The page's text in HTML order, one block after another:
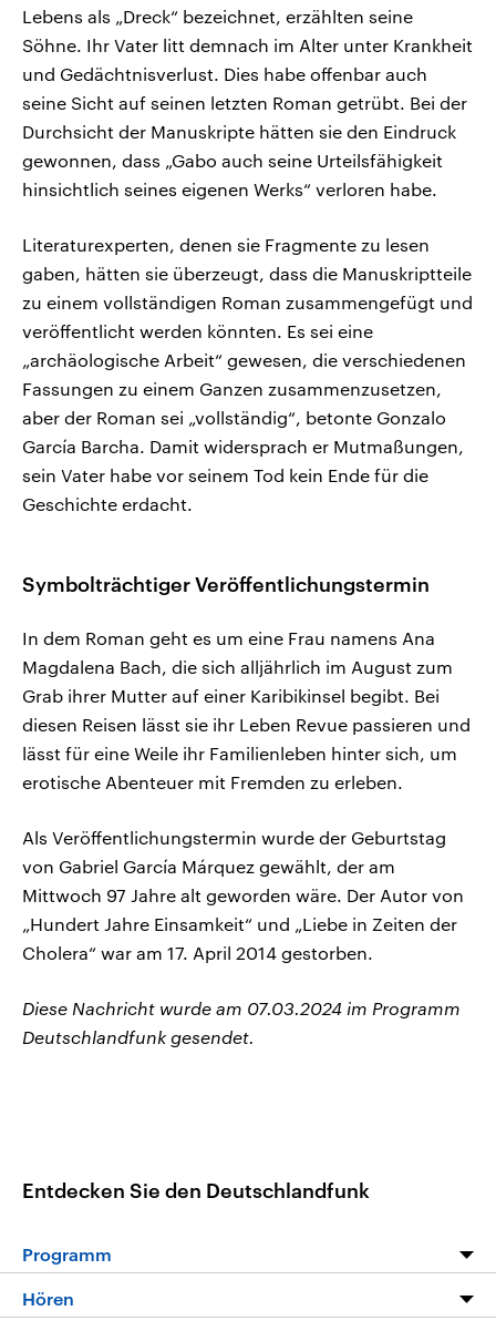
Lebens als „Dreck“ bezeichnet, erzählten seine
Söhne. Ihr Vater litt demnach im Alter unter Krankheit
und Gedächtnisverlust. Dies habe offenbar auch
seine Sicht auf seinen letzten Roman getrübt. Bei der
Durchsicht der Manuskripte hätten sie den Eindruck
gewonnen, dass „Gabo auch seine Urteilsfähigkeit
hinsichtlich seines eigenen Werks“ verloren habe.
Literaturexperten, denen sie Fragmente zu lesen
gaben, hätten sie überzeugt, dass die Manuskriptteile
zu einem vollständigen Roman zusammengefügt und
veröffentlicht werden könnten. Es sei eine
„archäologische Arbeit“ gewesen, die verschiedenen
Fassungen zu einem Ganzen zusammenzusetzen,
aber der Roman sei „vollständig“, betonte Gonzalo
García Barcha. Damit widersprach er Mutmaßungen,
sein Vater habe vor seinem Tod kein Ende für die
Geschichte erdacht.
Symbolträchtiger Veröffentlichungstermin
In dem Roman geht es um eine Frau namens Ana
Magdalena Bach, die sich alljährlich im August zum
Grab ihrer Mutter auf einer Karibikinsel begibt. Bei
diesen Reisen lässt sie ihr Leben Revue passieren und
lässt für eine Weile ihr Familienleben hinter sich, um
erotische Abenteuer mit Fremden zu erleben.
Als Veröffentlichungstermin wurde der Geburtstag
von Gabriel García Márquez gewählt, der am
Mittwoch 97 Jahre alt geworden wäre. Der Autor von
„Hundert Jahre Einsamkeit“ und „Liebe in Zeiten der
Cholera“ war am 17. April 2014 gestorben.
Diese Nachricht wurde am 07.03.2024 im Programm
Deutschlandfunk gesendet.
Entdecken Sie den Deutschlandfunk
Programm
Programm
Hören